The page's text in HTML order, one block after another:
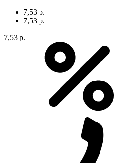
7,53 р.
7,53 р.
7,53 р.